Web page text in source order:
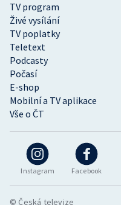
Instagram Facebook
TV program
Živé vysílání
TV poplatky
Teletext
Podcasty
Počasí
E-shop
Mobilní a TV aplikace
Vše o ČT
© Česká televize